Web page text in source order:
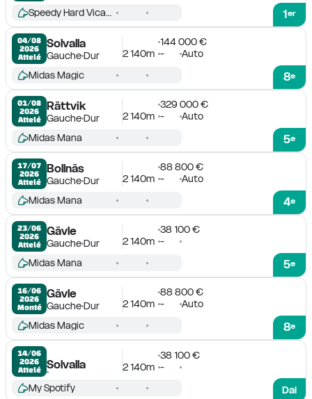
1er
Speedy Hard Vicane
04/08
2026
Attelé
Solvalla
GaucheDur
144 000 €
2 140m - Auto
8e
Midas Magic
01/08
2026
Attelé
Rättvik
GaucheDur
329 000 €
2 140m - Auto
5e
Midas Mana
17/07
2026
Attelé
Bollnäs
GaucheDur
88 800 €
2 140m - Auto
4e
Midas Mana
23/06
2026
Attelé
Gävle
GaucheDur
38 100 €
2 140m -
5e
Midas Mana
16/06
2026
Monté
Gävle
GaucheDur
88 800 €
2 140m - Auto
8e
Midas Magic
14/06
2026
Attelé
Solvalla
38 100 €
2 140m -
Dai
My Spotify